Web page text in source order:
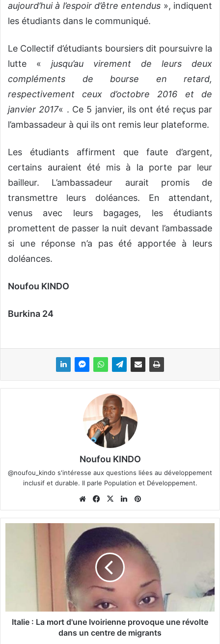
aujourd’hui à l’espoir d’être entendus », indiquent
les étudiants dans le communiqué.
Le Collectif d’étudiants boursiers dit poursuivre la
lutte « jusqu’au virement de leurs deux
compléments de bourse en retard,
respectivement ceux d’octobre 2016 et de
janvier 2017« . Ce 5 janvier, ils ont été reçus par
l’ambassadeur à qui ils ont remis leur plateforme.
Les étudiants affirment que faute d’argent,
certains auraient été mis à la porte par leur
bailleur. L’ambassadeur aurait promis de
transmettre leurs doléances. En attendant,
venus avec leurs bagages, les étudiants
promettent de passer la nuit devant l’ambassade
si une réponse n’a pas été apportée à leurs
doléances.
Noufou KINDO
Burkina 24
Noufou KINDO
@noufou_kindo s'intéresse aux questions liées au développement
inclusif et durable. Il parle Population et Développement.
We
bsi
te
Fa
ce
bo
X
Lin
ke
din
ter
est
a
Italie : La mort d'une Ivoirienne provoque une révolte
dans un centre de migrants